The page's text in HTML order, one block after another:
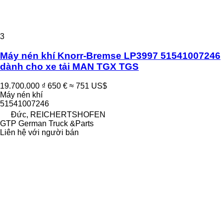
3
Máy nén khí Knorr-Bremse LP3997 51541007246
dành cho xe tải MAN TGX TGS
19.700.000 ₫ 650 € ≈ 751 US$
Máy nén khí
51541007246
Đức, REICHERTSHOFEN
GTP German Truck &Parts
Liên hệ với người bán